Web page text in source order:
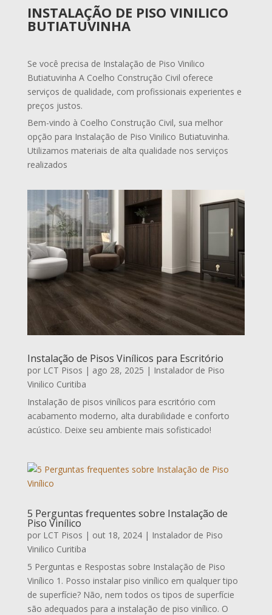
INSTALAÇÃO DE PISO VINILICO
BUTIATUVINHA
Se você precisa de Instalação de Piso Vinilico
Butiatuvinha A Coelho Construção Civil oferece
serviços de qualidade, com profissionais experientes e
preços justos.
Bem-vindo à Coelho Construção Civil, sua melhor
opção para Instalação de Piso Vinilico Butiatuvinha.
Utilizamos materiais de alta qualidade nos serviços
realizados
Instalação de Pisos Vinílicos para Escritório
por LCT Pisos | ago 28, 2025 | Instalador de Piso
Vinilico Curitiba
Instalação de pisos vinílicos para escritório com
acabamento moderno, alta durabilidade e conforto
acústico. Deixe seu ambiente mais sofisticado!
5 Perguntas frequentes sobre Instalação de
Piso Vinílico
por LCT Pisos | out 18, 2024| Instalador de Piso
Vinilico Curitiba
5 Perguntas e Respostas sobre Instalação de Piso
Vinílico 1. Posso instalar piso vinílico em qualquer tipo
de superfície? Não, nem todos os tipos de superfície
são adequados para a instalação de piso vinílico. O